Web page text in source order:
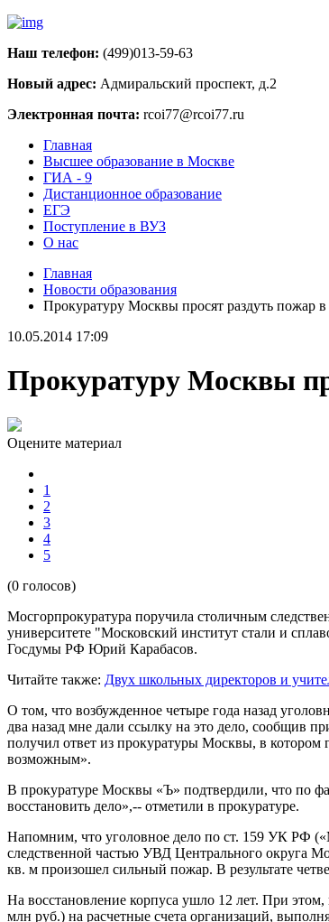
Наш телефон: (499)013-59-63
Новый адрес: Адмиральский проспект, д.2
Электронная почта: rcoi77@rcoi77.ru
Главная
Высшее образование в Москве
ГИА - 9
Дистанционное образование
ЕГЭ
Поступление в ВУЗ
О нас
Главная
Новости образования
Прокуратуру Москвы просят раздуть
10.05.2014 17:09
Прокуратуру Москвы
Оцените материал
1
2
3
4
5
(0 голосов)
Мосгорпрокуратура поручила столичным
университете "Московский институт стали и
Госдумы РФ Юрий Карабасов.
Читайте также: Двух школьных директоров и
О том, что возбужденное четыре года назад
два назад мне дали ссылку на это дело, сообщив
получил ответ из прокуратуры Москвы, в котором
возможным».
В прокуратуре Москвы «Ъ» подтвердили, что по
восстановить дело»,-- отметили в прокуратуре.
Напомним, что уголовное дело по ст. 159 УК РФ
следственной частью УВД Центрального округа
кв. м произошел сильный пожар. В результате
На восстановление корпуса ушло 12 лет. При
млн руб.) на расчетные счета организаций,